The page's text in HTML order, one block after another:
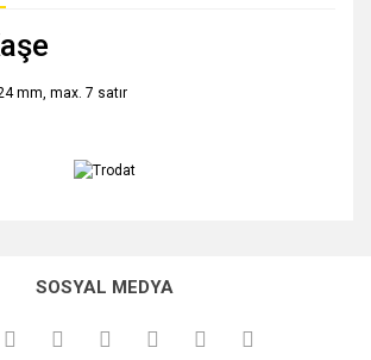
mm, max. 7 satır
Yorum Yaz
için teşekkür ederiz.
SOSYAL MEDYA